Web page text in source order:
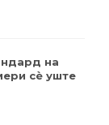
на
​​сè уште